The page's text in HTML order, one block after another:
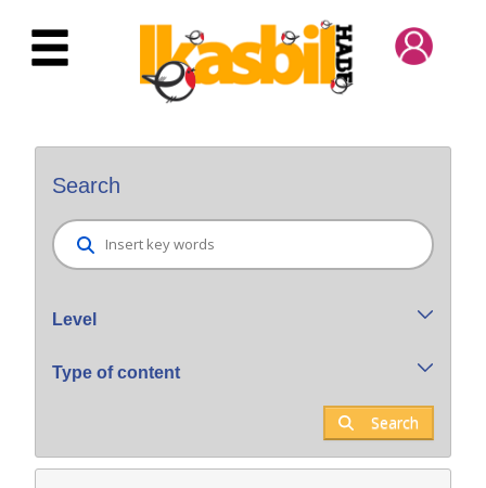
Skip to Main Content
Search
Level
Type of content
Search